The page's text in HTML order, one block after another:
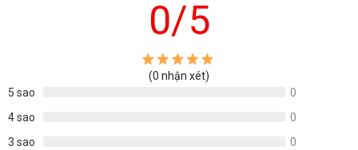
0/5
(0 nhận xét)
5 sao
0
4 sao
0
3 sao
0